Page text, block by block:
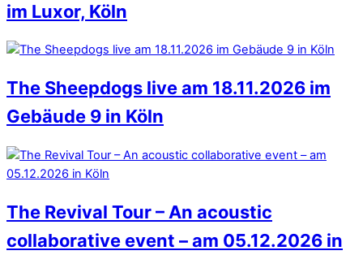
im Luxor, Köln
The Sheepdogs live am 18.11.2026 im
Gebäude 9 in Köln
The Revival Tour – An acoustic
collaborative event – am 05.12.2026 in